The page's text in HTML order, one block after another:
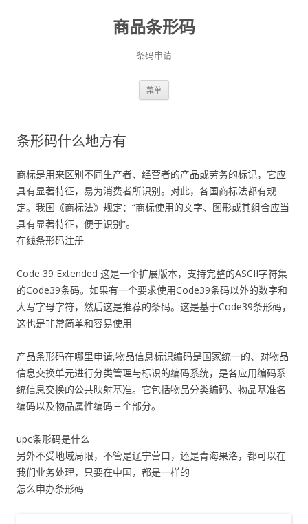
商品条形码
条码申请
菜单
条形码什么地方有
商标是用来区别不同生产者、经营者的产品或劳务的标记，它应
具有显著特征，易为消费者所识别。对此，各国商标法都有规
定。我国《商标法》规定：“商标使用的文字、图形或其组合应当
具有显著特征，便于识别”。
在线条形码注册
Code 39 Extended 这是一个扩展版本，支持完整的ASCII字符集
的Code39条码。如果有一个要求使用Code39条码以外的数字和
大写字母字符，然后这是推荐的条码。这是基于Code39条形码，
这也是非常简单和容易使用
产品条形码在哪里申请,物品信息标识编码是国家统一的、对物品
信息交换单元进行分类管理与标识的编码系统，是各应用编码系
统信息交换的公共映射基准。它包括物品分类编码、物品基准名
编码以及物品属性编码三个部分。
upc条形码是什么
另外不受地域局限，不管是辽宁营口，还是青海果洛，都可以在
我们业务处理，只要在中国，都是一样的
怎么申办条形码